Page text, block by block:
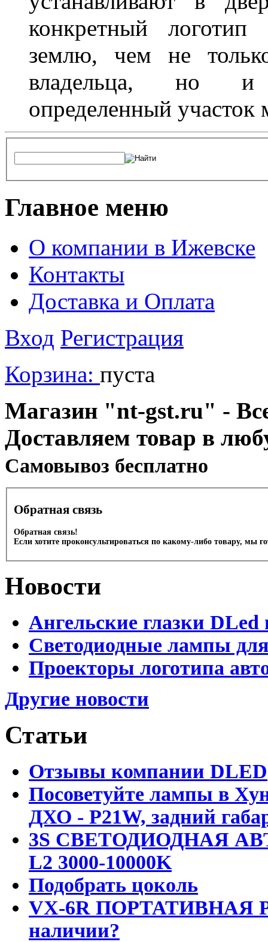
конкретный логотип
землю, чем не
владельца, но и
определенный участок
Главное меню
О компании в Ижевске
Контакты
Доставка и Оплата
Вход Регистрация
Корзина: пуста
Магазин "nt-gst.ru" -
Доставляем товар в
Cамовывоз бесплатно
Обратная связь
Обратная связь!
Если хотите проконсультироваться по какому-либо товару, мы
Новости
Ангельские глазки DLed
Светодиодные лампы
Проекторы логотипа
Другие новости
Статьи
Отзывы компании DLED
Посоветуйте лампы в
ДХО - P21W, задний
3S СВЕТОДИОДНАЯ
L2 3000-10000K
Подобрать цоколь
VX-6R ПОРТАТИВНАЯ
наличии?